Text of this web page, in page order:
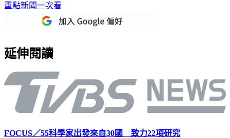
重點新聞一次看
延伸閱讀
FOCUS／55科學家出發來自30國 致力22項研究